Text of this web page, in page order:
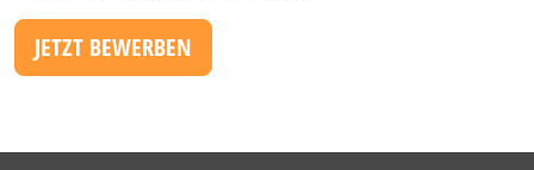
JETZT BEWERBEN